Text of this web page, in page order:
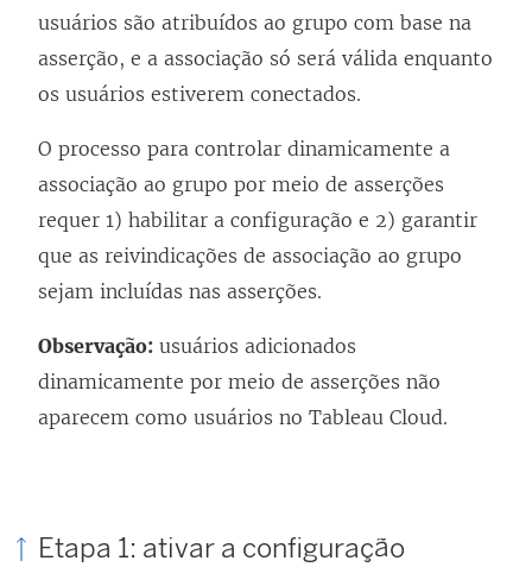
usuários são atribuídos ao grupo com base na
asserção, e a associação só será válida enquanto
os usuários estiverem conectados.
O processo para controlar dinamicamente a
associação ao grupo por meio de asserções
requer 1) habilitar a configuração e 2) garantir
que as reivindicações de associação ao grupo
sejam incluídas nas asserções.
Observação: usuários adicionados
dinamicamente por meio de asserções não
aparecem como usuários no Tableau Cloud.
Etapa 1: ativar a configuração